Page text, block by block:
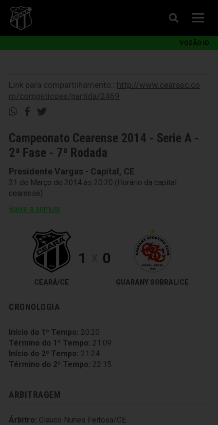
VOZÃO ID
Link para compartilhamento:: http://www.cearasc.co
m/competicoes/partida/2469
Campeonato Cearense 2014 - Serie A -
2ª Fase - 7ª Rodada
Presidente Vargas - Capital, CE
21 de Março de 2014 às 20:20 (Horário da capital
cearense)
Baixe a súmula
CEARÁ/CE
1 0
GUARANY SOBRAL/CE
CRONOLOGIA
Início do 1º Tempo: 20:20
Término do 1º Tempo: 21:09
Início do 2º Tempo: 21:24
Término do 2º Tempo: 22:15
ARBITRAGEM
Árbitro: Glauco Nunes Feitosa/CE